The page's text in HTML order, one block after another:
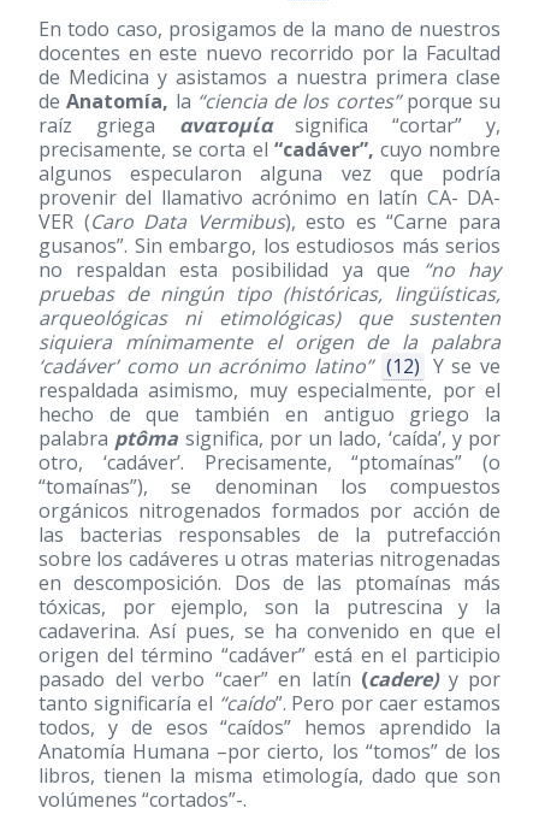
En todo caso, prosigamos de la mano de nuestros
docentes en este nuevo recorrido por la Facultad
de Medicina y asistamos a nuestra primera clase
deAnatomía, la “ciencia de los cortes”porque su
raíz griega ανατομίαsignifica “cortar” y,
precisamente, se corta el “cadáver”, cuyo nombre
algunos especularon alguna vez que podría
provenir del llamativo acrónimo en latín CA- DA-
VER (Caro Data Vermibus), esto es “Carne para
gusanos”. Sin embargo, los estudiosos más serios
no respaldan esta posibilidad ya que “no hay
pruebas de ningún tipo (históricas, lingüísticas,
arqueológicas ni etimológicas) que sustenten
siquiera mínimamente el origen de la palabra
‘cadáver’ como un acrónimo latino” (12) Y se ve
respaldada asimismo, muy especialmente, por el
hecho de que también en antiguo griego la
palabra ptôma significa, por un lado, ‘caída’, y por
otro, ‘cadáver’. Precisamente, “ptomaínas” (o
“tomaínas”), se denominan los compuestos
orgánicos nitrogenados formados por acción de
las bacterias responsables de la putrefacción
sobre los cadáveres u otras materias nitrogenadas
en descomposición. Dos de las ptomaínas más
tóxicas, por ejemplo, son la putrescina y la
cadaverina. Así pues, se ha convenido en que el
origen del término “cadáver” está en el participio
pasado del verbo “caer” en latín (cadere) y por
tanto significaría el “caído”. Pero por caer estamos
todos, y de esos “caídos” hemos aprendido la
Anatomía Humana –por cierto, los “tomos” de los
libros, tienen la misma etimología, dado que son
volúmenes “cortados”-.